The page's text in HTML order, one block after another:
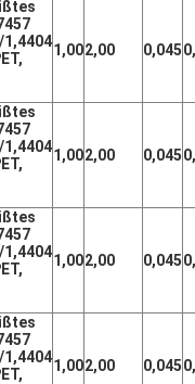
1,002,00 0,045
1,002,00 0,045
1,002,00 0,045
1,002,00 0,045